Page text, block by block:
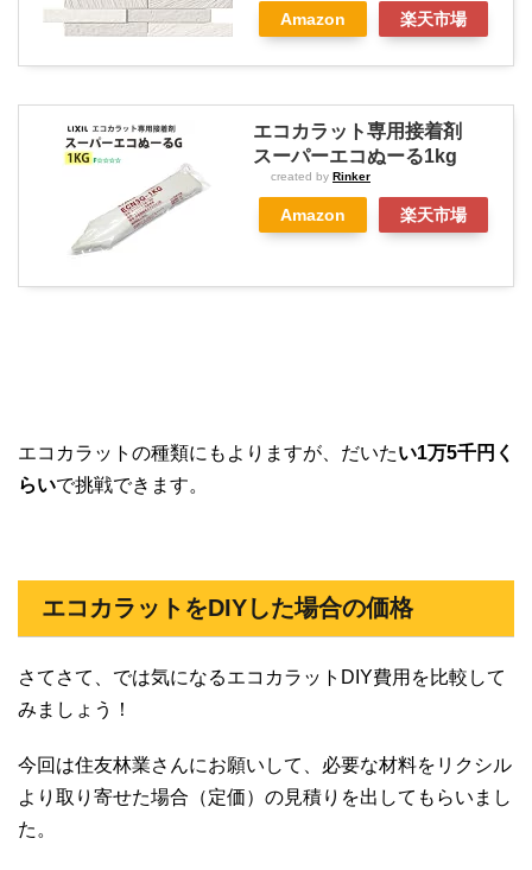
Amazon 楽天市場
エコカラット専用接着剤
スーパーエコぬーる1kg
created by Rinker
Amazon 楽天市場
エコカラットの種類にもよりますが、だいたい1万5千円く
らいで挑戦できます。
エコカラットをDIYした場合の価格
さてさて、では気になるエコカラットDIY費用を比較して
みましょう！
今回は住友林業さんにお願いして、必要な材料をリクシル
より取り寄せた場合（定価）の見積りを出してもらいまし
た。